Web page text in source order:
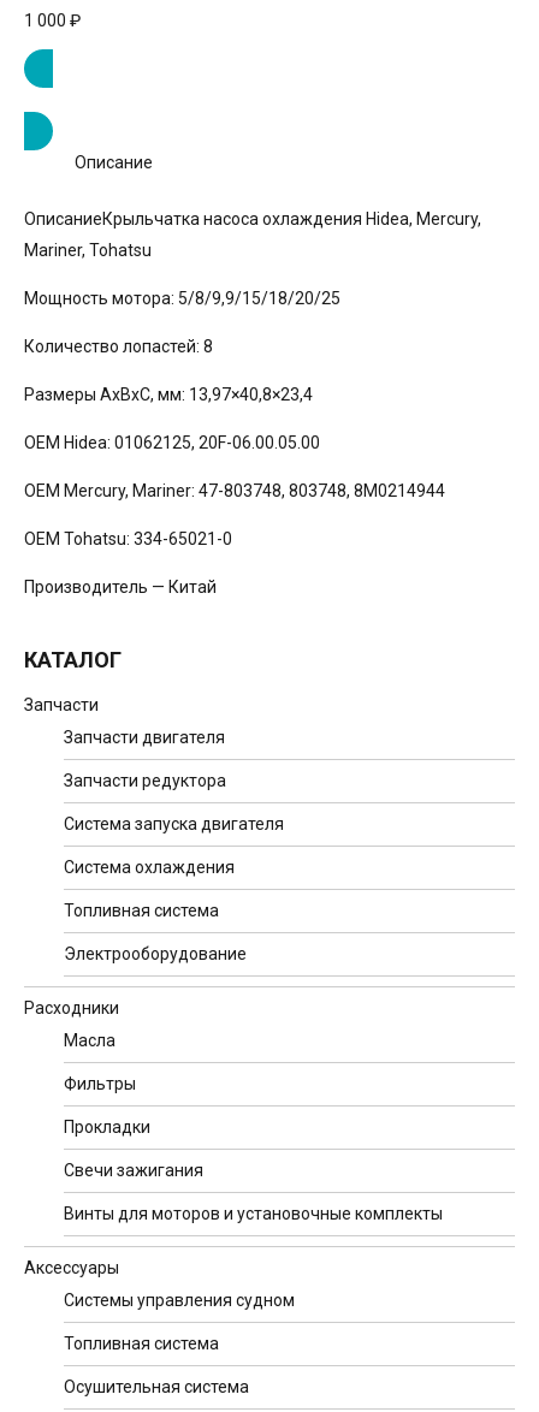
КАТАЛОГ
Запчасти
Запчасти двигателя
Запчасти редуктора
Система запуска двигателя
Система охлаждения
Топливная система
Электрооборудование
Расходники
Масла
Фильтры
Прокладки
Свечи зажигания
Винты для моторов и установочные комплекты
Аксессуары
Системы управления судном
Топливная система
Осушительная система
1 000 ₽
Описание
ОписаниеКрыльчатка насоса охлаждения Hidea, Mercury,
Mariner, Tohatsu
Мощность мотора: 5/8/9,9/15/18/20/25
Количество лопастей: 8
Размеры AxBxC, мм: 13,97×40,8×23,4
OEM Hidea: 01062125, 20F-06.00.05.00
OEM Mercury, Mariner: 47-803748, 803748, 8M0214944
OEM Tohatsu: 334-65021-0
Производитель — Китай